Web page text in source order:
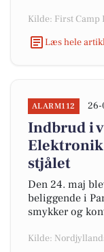
Kilde: First Camp
Læs hele
ALARM112 26-
Indbrud i
stjålet
Den 24. maj
beliggende i
smykker og
Kilde: